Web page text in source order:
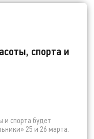
спорта и
спорта будет
25 и 26 марта.